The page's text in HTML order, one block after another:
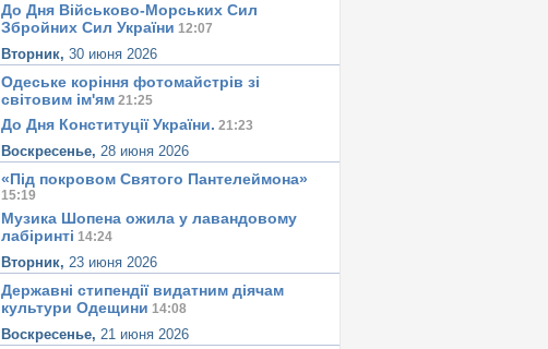
До Дня Військово-Морських Сил
Збройних Сил України 12:07
Вторник, 30 июня 2026
Одеське корiння фотомайстрiв зі
світовим iм'ям 21:25
До Дня Конституцiї України. 21:23
Воскресенье, 28 июня 2026
«Під покровом Святого Пантелеймона»
15:19
Музика Шопена ожила у лавандовому
лабіринтi 14:24
Вторник, 23 июня 2026
Державні стипендії видатним діячам
культури Одещини 14:08
Воскресенье, 21 июня 2026